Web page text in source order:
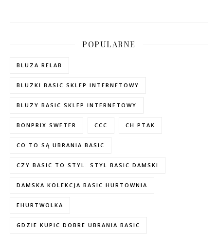
POPULARNE
BLUZA RELAB
BLUZKI BASIC SKLEP INTERNETOWY
BLUZY BASIC SKLEP INTERNETOWY
BONPRIX SWETER CCC CH PTAK
CO TO SĄ UBRANIA BASIC
CZY BASIC TO STYL. STYL BASIC DAMSKI
DAMSKA KOLEKCJA BASIC HURTOWNIA
EHURTWOLKA
GDZIE KUPIC DOBRE UBRANIA BASIC